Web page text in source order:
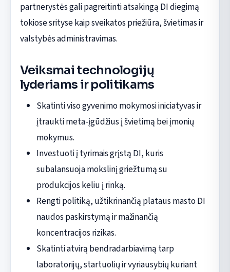
partnerystės gali pagreitinti atsakingą DI diegimą
tokiose srityse kaip sveikatos priežiūra, švietimas ir
valstybės administravimas.
Veiksmai technologijų
lyderiams ir politikams
Skatinti viso gyvenimo mokymosi iniciatyvas ir
įtraukti meta-įgūdžius į švietimą bei įmonių
mokymus.
Investuoti į tyrimais grįstą DI, kuris
subalansuoja mokslinį griežtumą su
produkcijos keliu į rinką.
Rengti politiką, užtikrinančią plataus masto DI
naudos paskirstymą ir mažinančią
koncentracijos rizikas.
Skatinti atvirą bendradarbiavimą tarp
laboratorijų, startuolių ir vyriausybių kuriant